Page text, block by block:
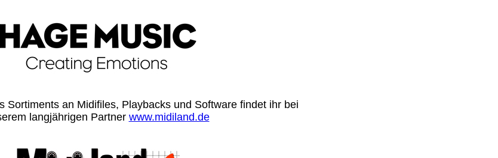
Sortiments an Midifiles, Playbacks und Software findet ihr bei
langjährigen Partner www.midiland.de